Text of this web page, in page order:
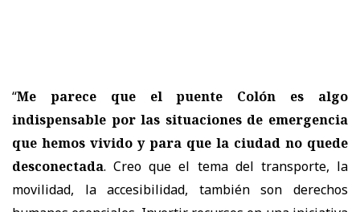
“Me parece que el puente Colón es algo
indispensable por las situaciones de emergencia
que hemos vivido y para que la ciudad no quede
desconectada. Creo que el tema del transporte, la
movilidad, la accesibilidad, también son derechos